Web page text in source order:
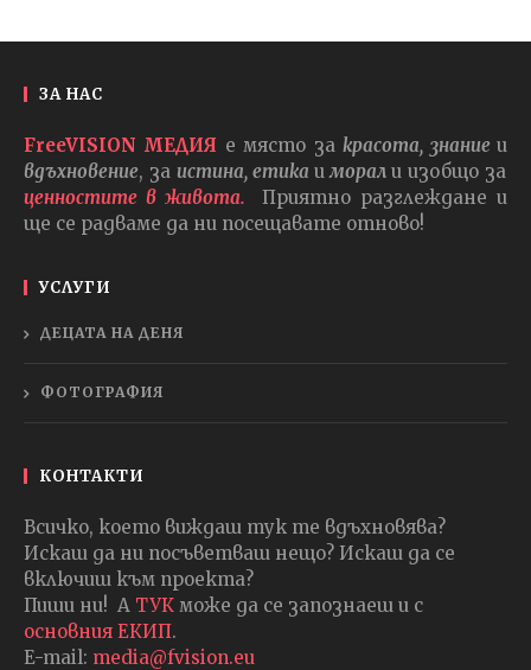
ЗА НАС
FreeVISION МЕДИЯ е място закрасота, знаниеи
вдъхновение, за истина, етика и морали изобщо за
ценностите в живота.
Приятно разглеждане и
ще се радваме да ни посещавате отново!
УСЛУГИ
ДЕЦАТА НА ДЕНЯ
ФОТОГРАФИЯ
КОНТАКТИ
Всичко, което виждаш тук те вдъхновява?
Искаш да ни посъветваш нещо? Искаш да се
включиш към проекта?
Пиши ни! А ТУК може да се запознаеш и с
основния ЕКИП.
E-mail: media@fvision.eu